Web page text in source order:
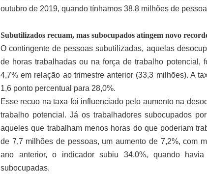
outubro de 2019, quando tínhamos 38,8 milhões de
Subutilizados recuam, mas subocupados atingem novo
O contingente de pessoas subutilizadas, aquelas
de horas trabalhadas ou na força de trabalho potencial,
4,7% em relação ao trimestre anterior (33,3 milhões). A
1,6 ponto percentual para 28,0%.
Esse recuo na taxa foi influenciado pelo aumento na
trabalho potencial. Já os trabalhadores subocupados
aqueles que trabalham menos horas do que poderiam
de 7,7 milhões de pessoas, um aumento de 7,2%, com
ano anterior, o indicador subiu 34,0%, quando
subocupadas.